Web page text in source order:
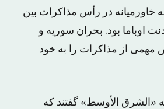
خاورمیانه در رأس مذاکرات بین
اوباما بود. بحران سوریه و
مهمی از مذاکرات را به خود
«الشرق الأوسط» گفتند که